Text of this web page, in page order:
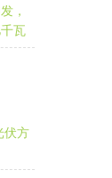
，
瓦
伏方